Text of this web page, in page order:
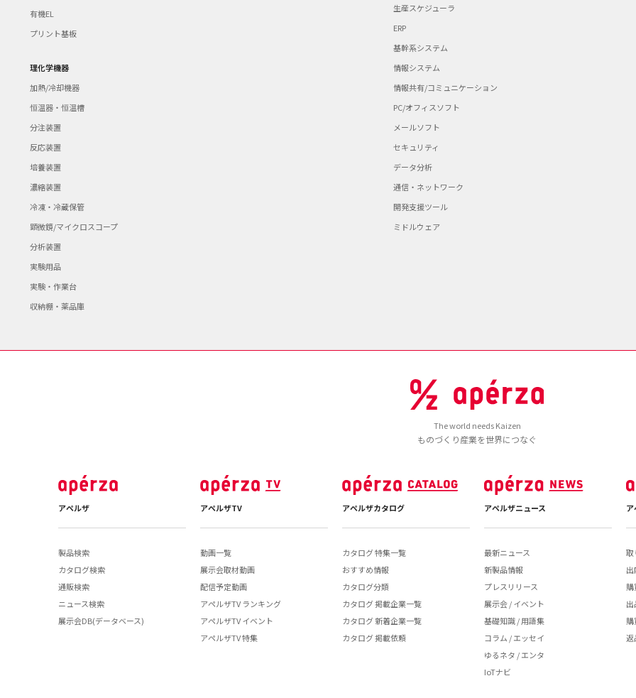
有機EL
プリント基板
理化学機器
加熱/冷却機器
恒温器・恒温槽
分注装置
反応装置
培養装置
濃縮装置
冷凍・冷蔵保管
顕微鏡/マイクロスコープ
分析装置
実験用品
実験・作業台
収納棚・薬品庫
生産スケジューラ
ERP
基幹系システム
情報システム
情報共有/コミュニケーション
PC/オフィスソフト
メールソフト
セキュリティ
データ分析
通信・ネットワーク
開発支援ツール
ミドルウェア
The world needs Kaizen
ものづくり産業を世界につなぐ
アペルザ
製品検索
カタログ検索
通販検索
ニュース検索
展示会DB(データベース)
アペルザTV
動画一覧
展示会取材動画
配信予定動画
アペルザTV ランキング
アペルザTV イベント
アペルザTV 特集
アペルザカタログ
カタログ 特集一覧
おすすめ情報
カタログ分類
カタログ 掲載企業一覧
カタログ 新着企業一覧
カタログ 掲載依頼
アペルザニュース
最新ニュース
新製品情報
プレスリリース
展示会 / イベント
基礎知識 / 用語集
コラム / エッセイ
ゆるネタ / エンタ
IoTナビ
取
返